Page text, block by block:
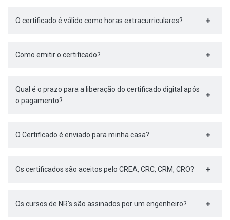
O certificado é válido como horas extracurriculares?
Como emitir o certificado?
Qual é o prazo para a liberação do certificado digital após
o pagamento?
O Certificado é enviado para minha casa?
Os certificados são aceitos pelo CREA, CRC, CRM, CRO?
Os cursos de NR's são assinados por um engenheiro?